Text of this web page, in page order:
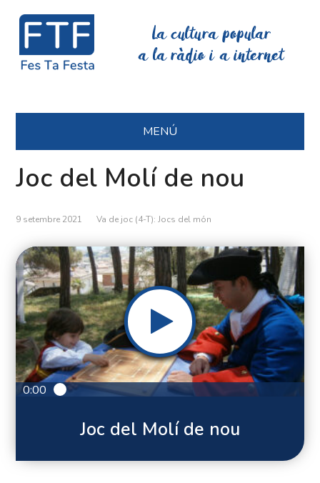
La cultura popular
a la ràdio i a internet
MENÚ
Joc del Molí de nou
9 setembre 2021 Va de joc (4-T): Jocs del món
0:00
Joc del Molí de nou